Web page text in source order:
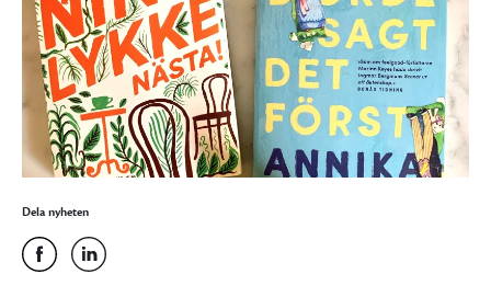
Dela nyheten